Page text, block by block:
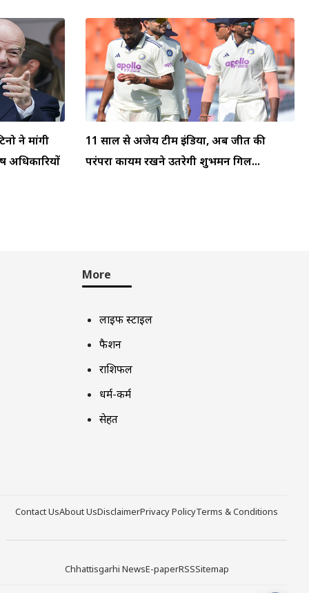
ने मांगी
अधिकारियों
11 साल से अजेय टीम इंडिया, अब जीत की
परंपरा कायम रखने उतरेगी शुभमन गिल...
More
लाइफ स्टाइल
फैशन
राशिफल
धर्म-कर्म
सेहत
Contact UsAbout UsDisclaimerPrivacy PolicyTerms & Conditions
Chhattisgarhi NewsE-paperRSSSitemap